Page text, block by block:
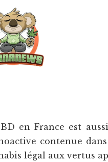
en France est
contenue
légal aux vertus